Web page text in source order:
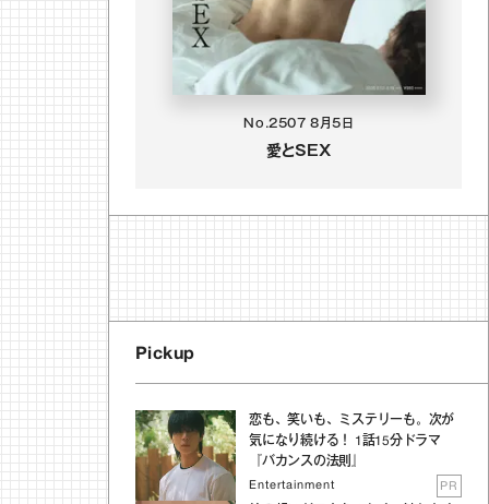
No.2507 8月5日
愛とSEX
Pickup
恋も、笑いも、ミステリーも。次が
気になり続ける！ 1話15分ドラマ
『バカンスの法則』
Entertainment PR